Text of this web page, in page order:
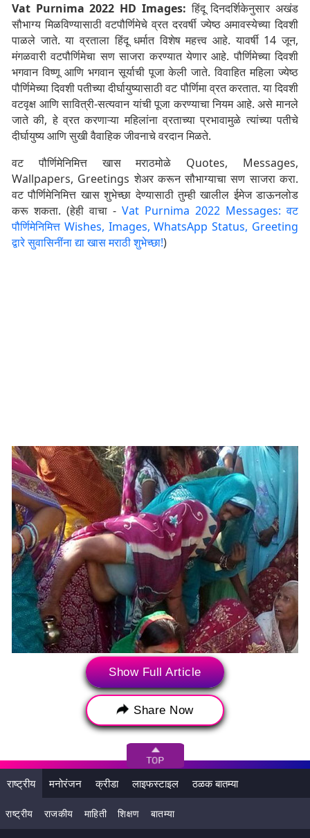
Vat Purnima 2022 HD Images:हिंदू दिनदर्शिकेनुसार अखंड
सौभाग्य मिळविण्यासाठी वटपौर्णिमेचे व्रत दरवर्षी ज्येष्ठ अमावस्येच्या दिवशी
पाळले जाते. या व्रताला हिंदू धर्मात विशेष महत्त्व आहे. यावर्षी 14 जून,
मंगळवारी वटपौर्णिमेचा सण साजरा करण्यात येणार आहे. पौर्णिमेच्या दिवशी
भगवान विष्णू आणि भगवान सूर्याची पूजा केली जाते. विवाहित महिला ज्येष्ठ
पौर्णिमेच्या दिवशी पतीच्या दीर्घायुष्यासाठी वट पौर्णिमा व्रत करतात. या दिवशी
वटवृक्ष आणि सावित्री-सत्यवान यांची पूजा करण्याचा नियम आहे. असे मानले
जाते की, हे व्रत करणाऱ्या महिलांना व्रताच्या प्रभावामुळे त्यांच्या पतीचे
दीर्घायुष्य आणि सुखी वैवाहिक जीवनाचे वरदान मिळते.
वट पौर्णिमेनिमित्त खास मराठमोळे Quotes, Messages,
Wallpapers, Greetings शेअर करून सौभाग्याचा सण साजरा करा.
वट पौर्णिमेनिमित्त खास शुभेच्छा देण्यासाठी तुम्ही खालील ईमेज डाऊनलोड
करू शकता. (हेही वाचा - Vat Purnima 2022 Messages: वट
पौर्णिमेनिमित्त Wishes, Images, WhatsApp Status, Greeting
द्वारे सुवासिनींना द्या खास मराठी शुभेच्छा!)
Show Full Article
Share Now
राष्ट्रीय मनोरंजन क्रीडा लाइफस्टाइल ठळक बातम्या
राष्ट्रीय राजकीय माहिती शिक्षण बातम्या